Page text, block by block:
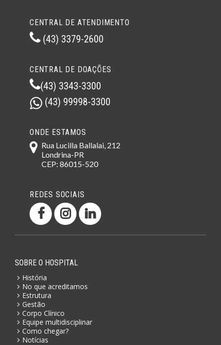
CENTRAL DE ATENDIMENTO
(43) 3379-2600
CENTRAL DE DOAÇÕES
(43) 3343-3300
(43) 99998-3300
ONDE ESTAMOS
Rua Lucilla Ballalai, 212
Londrina-PR
CEP: 86015-520
REDES SOCIAIS
SOBRE O HOSPITAL
História
No que acreditamos
Estrutura
Gestão
Corpo Clínico
Equipe multidisciplinar
Como chegar?
Notícias